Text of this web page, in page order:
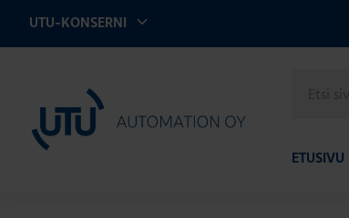
UTU-KONSERNI
UTU Automation
sivustolta
ETUSIVU